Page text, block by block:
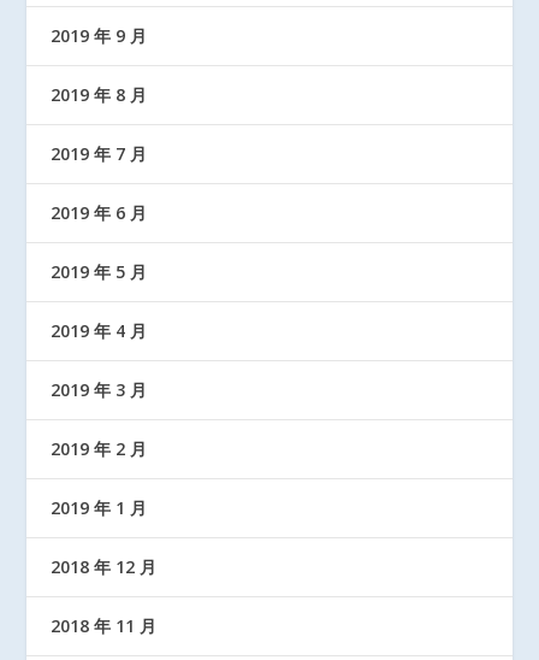
2019 年 9 月
2019 年 8 月
2019 年 7 月
2019 年 6 月
2019 年 5 月
2019 年 4 月
2019 年 3 月
2019 年 2 月
2019 年 1 月
2018 年 12 月
2018 年 11 月